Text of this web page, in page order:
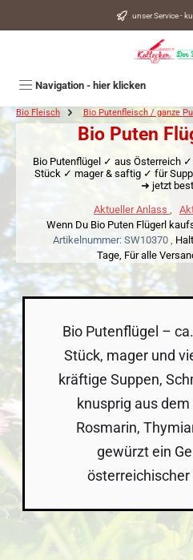
unser Service -
Navigation - hier klicken
Bio Fleisch Bio Putenfleisch / ganze
Bio Puten
Bio Putenflügel ✓ aus Österreich
Stück ✓ mager & saftig ✓ für
➜ jetzt
Aktueller Anlass
Wenn Du Bio Puten Flügerl
Artikelnummer: SW10370 ,
Tage, Für alle
Bio Putenflügel –
Stück, mager und
kräftige Suppen,
knusprig aus
Rosmarin,
gewürzt ein
österreichischer